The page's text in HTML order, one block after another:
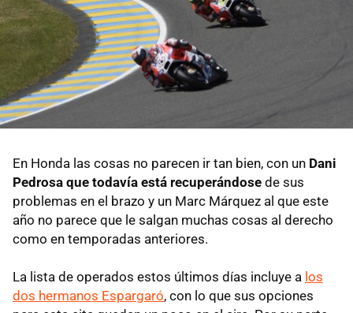
En Honda las cosas no parecen ir tan bien, con un Dani
Pedrosa que todavía está recuperándose de sus
problemas en el brazo y un Marc Márquez al que este
año no parece que le salgan muchas cosas al derecho
como en temporadas anteriores.
La lista de operados estos últimos días incluye a los
dos hermanos Espargaró, con lo que sus opciones